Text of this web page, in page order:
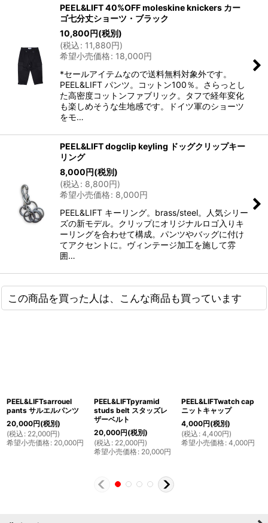
PEEL&LIFT 40%OFF moleskine knickers カー
ゴ七分丈ショーツ・ブラック
10,800円(税別)
(税込: 11,880円)
希望小売価格: 18,000円
*セールアイテムなので送料無料対象外です。
PEEL&LIFT パンツ。コットン100％。さらっとし
た高密度コットンファブリック。タフで経年変化
も楽しめそうな生地感です。ドイツ軍のショーツ
をモ…
PEEL&LIFT dogclip keyling ドッグクリップキー
リング
8,000円(税別)
(税込: 8,800円)
希望小売価格: 8,000円
PEEL&LIFT キーリング。brass/steel。人気シリー
ズの新モデル。クリップにオリジナルロゴ入りキ
ーリングを合わせて構成。パンツやバッグに付け
てアクセントに。ヴィンテージ加工を施して雰
囲…
この商品を買った人は、こんな商品も買っています
PEEL&LIFTsarrouel
pants サルエルパンツ
20,000円(税別)
(税込 : 22,000円)
希望小売価格: 20,000円
PEEL&LIFTpyramid
studs belt スタッズレ
ザーベルト
20,000円(税別)
(税込 : 22,000円)
希望小売価格: 20,000円
PEEL&LIFTwatch cap
ニットキャップ
4,000円(税別)
(税込 : 4,400円)
希望小売価格: 4,000円